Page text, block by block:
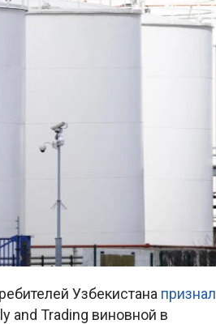
Узбекистана признал
and Trading виновной в